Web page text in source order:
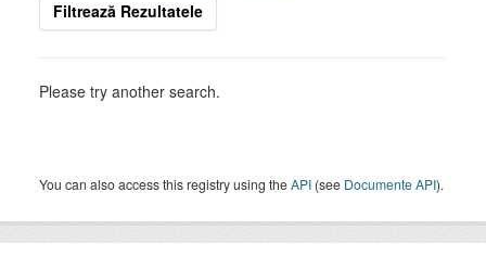
Filtrează Rezultatele
Please try another search.
You can also access this registry using theAPI (see Documente API).